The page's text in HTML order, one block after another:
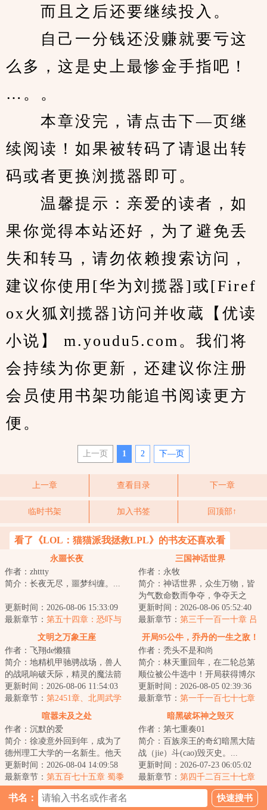
而且之后还要继续投入。
自己一分钱还没赚就要亏这
么多，这是史上最惨金手指吧！
…。。
本章没完，请点击下—页继
续阅读！如果被转码了请退出转
码或者更换浏揽器即可。
温馨提示：亲爱的读者，如
果你觉得本站还好，为了避免丢
失和转马，请勿依赖搜索访问，
建议你使用[华为刘揽器]或[Firef
ox火狐刘揽器]访问并收蔵【优读
小说】 m.youdu5.com。我们将
会持续为你更新，还建议你注册
会员使用书架功能追书阅读更方
便。
上一页 1 2 下—页
上一章 查看目录 下一章
临时书架 加入书签 回顶部↑
看了《LOL：猫猫派我拯救LPL》的书友还喜欢看
永噩长夜
作者：zhttty
简介：长夜无尽，噩梦纠缠。...
更新时间：2026-08-06 15:33:09
最新章节： 第五十四章：恐吓与
三国神话世界
作者：永牧
简介：神话世界，众生万物，皆
为气数命数而争夺，争夺天之
运，臣之运，道之运，争为人上
人，但求长生不死...
更新时间：2026-08-06 05:52:40
最新章节： 第三千一百一十章 吕
布重回长安
文明之万象王座
作者：飞翔de懒猫
简介：地精机甲驰骋战场，兽人
的战吼响破天际，精灵的魔法箭
矢穿破钢铁洪流而至，矮人的重
炮以咆哮彰显着...
更新时间：2026-08-06 11:54:03
最新章节： 第2451章、北周武学
开局95公牛，乔丹的一生之敌！
作者：秃头不是和尚
简介：林天重回年，在二轮总第
顺位被公牛选中！开局获得博尔
特、汤姆·布拉迪、梅威瑟三人天
赋技术！于是...
更新时间：2026-08-05 02:39:36
最新章节： 第一千一百七十七章
球迷没变，但球队风格变了！
喧嚣未及之处
作者：沉默的爱
简介：徐凌意外回到年，成为了
德州理工大学的一名新生。他天
赋异禀，却鲜为人知。那时，传
奇教练鲍勃·奈...
更新时间：2026-08-04 14:09:58
最新章节： 第五百七十五章 蜀黍
暗黑破坏神之毁灭
作者：第七重奏01
简介：百族亲王的奇幻暗黑大陆
战（jie）斗(cao)毁灭史。...
更新时间：2026-07-23 06:05:02
最新章节： 第四千二百三十七章
小雪？幻影！
书名：